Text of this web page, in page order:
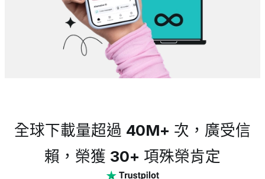
全球下載量超過 40M+ 次，廣受信
賴，榮獲 30+ 項殊榮肯定